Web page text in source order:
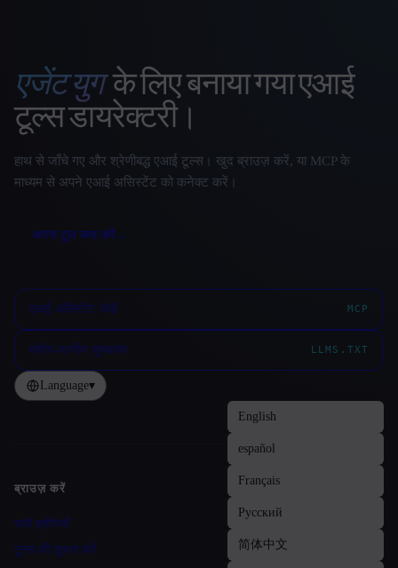
That AI Collection
एजेंट युग के लिए बनाया गया एआई
टूल्स डायरेक्टरी।
हाथ से जाँचे गए और श्रेणीबद्ध एआई टूल्स। खुद ब्राउज़ करें, या MCP के
माध्यम से अपने एआई असिस्टेंट को कनेक्ट करें।
अपना टूल जमा करें→
एआई असिस्टेंट जोड़ें MCP
मशीन-पठनीय सूचकांक LLMS.TXT
Language▾
Site navigation
ब्राउज़ करें
सभी श्रेणियाँ
टूल्स की तुलना करें